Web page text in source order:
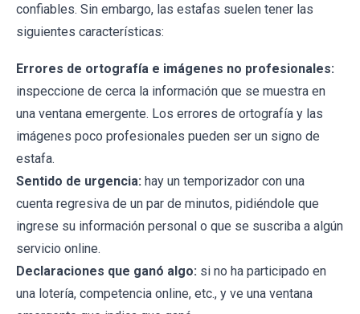
confiables. Sin embargo, las estafas suelen tener las
siguientes características:
Errores de ortografía e imágenes no profesionales:
inspeccione de cerca la información que se muestra en
una ventana emergente. Los errores de ortografía y las
imágenes poco profesionales pueden ser un signo de
estafa.
Sentido de urgencia: hay un temporizador con una
cuenta regresiva de un par de minutos, pidiéndole que
ingrese su información personal o que se suscriba a algún
servicio online.
Declaraciones que ganó algo: si no ha participado en
una lotería, competencia online, etc., y ve una ventana